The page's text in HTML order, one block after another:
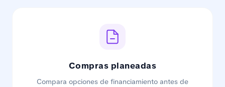
Compras planeadas
Compara opciones de financiamiento antes de